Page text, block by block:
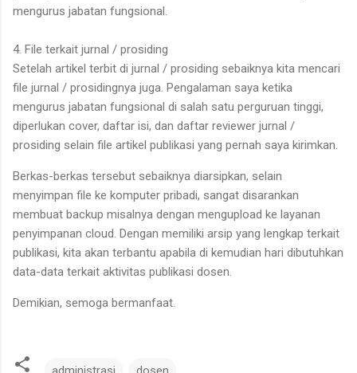
mengurus jabatan fungsional.
4. File terkait jurnal / prosiding
Setelah artikel terbit di jurnal / prosiding sebaiknya kita mencari
file jurnal / prosidingnya juga. Pengalaman saya ketika
mengurus jabatan fungsional di salah satu perguruan tinggi,
diperlukan cover, daftar isi, dan daftar reviewer jurnal /
prosiding selain file artikel publikasi yang pernah saya kirimkan.
Berkas-berkas tersebut sebaiknya diarsipkan, selain
menyimpan file ke komputer pribadi, sangat disarankan
membuat backup misalnya dengan mengupload ke layanan
penyimpanan cloud. Dengan memiliki arsip yang lengkap terkait
publikasi, kita akan terbantu apabila di kemudian hari dibutuhkan
data-data terkait aktivitas publikasi dosen.
Demikian, semoga bermanfaat.